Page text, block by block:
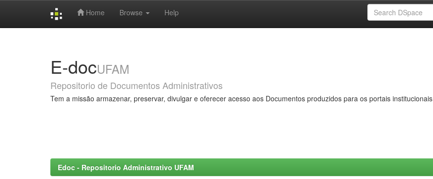
Home Browse Help
E-docUFAM
Repositorio de Documentos Administrativos
Tem a missão armazenar, preservar, divulgar e oferecer acesso aos Documentos produzidos para os portais institucionais
Edoc - Repositorio Administrativo UFAM